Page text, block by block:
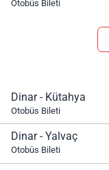
Otobüs Bileti
Dinar - Kütahya
Otobüs Bileti
Dinar - Yalvaç
Otobüs Bileti